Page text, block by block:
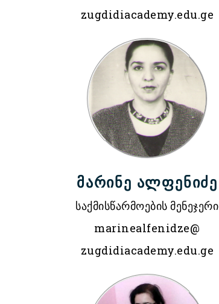
zugdidiacademy.edu.ge
მარინე ალფენიძე
საქმისწარმოების მენეჯერი
marinealfenidze@
zugdidiacademy.edu.ge